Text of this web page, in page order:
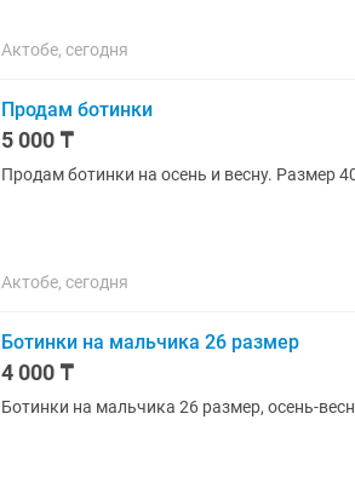
Актобе, сегодня
Продам ботинки
5 000 ₸
Продам ботинки на осень и весну. Размер
Актобе, сегодня
Ботинки на мальчика 26 размер
4 000 ₸
Ботинки на мальчика 26 размер, осень-